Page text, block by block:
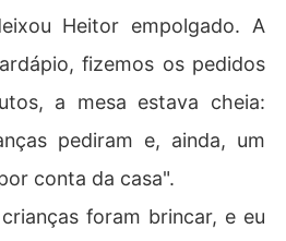
Heitor empolgado. A
fizemos os pedidos
a mesa estava cheia:
pediram e, ainda, um
conta da casa".
foram brincar, e eu